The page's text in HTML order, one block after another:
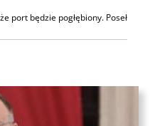
port będzie pogłębiony. Poseł